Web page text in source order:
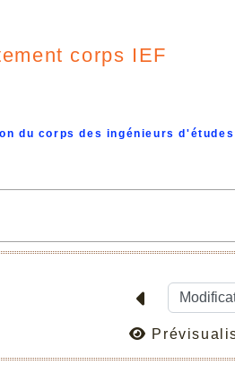
corps IEF
du corps des ingénieurs